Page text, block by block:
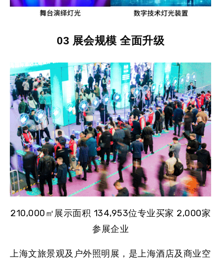
03 展会规模 全面升级
210,000㎡展示面积 134,953位专业买家 2,000家
参展企业
上海文旅景观及户外照明展 ，是上海酒店及商业空